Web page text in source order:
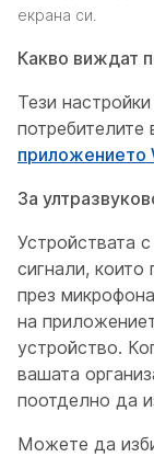
екрана си.
Какво виждат
Тези
потребителите
приложението
За
Устройствата
сигнали,
през
на
устройство.
вашата
поотделно да
Можете да